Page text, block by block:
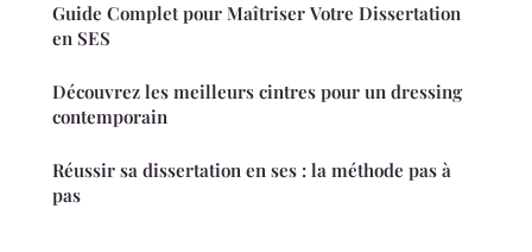
Guide Complet pour Maîtriser Votre Dissertation
en SES
Découvrez les meilleurs cintres pour un dressing
contemporain
Réussir sa dissertation en ses : la méthode pas à
pas